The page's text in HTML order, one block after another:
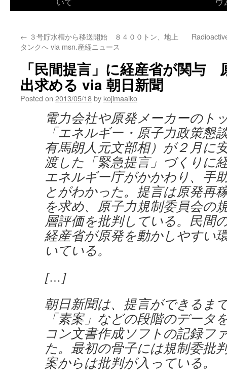
← ３号貯水槽から移送開始 ８４００トン、地上
タンクへ via msn.産経ニュース
「民間提言」に経産省が関与
出求める via 朝日新聞
Posted on 2013/05/18by kojimaaiko
電力会社や原発メーカーのト
「エネルギー・原子力政策懇
有馬朗人元文部相）が２月に
渡した「緊急提言」づくりに
エネルギー庁がかかわり、手
とがわかった。提言は原発再
を求め、原子力規制委員会の
層評価を批判している。民間
経産省が原発を動かしやすい
いている。
[…]
朝日新聞は、提言ができるま
「素案」などの段階のデータ
コン文書作成ソフトの記録フ
た。最初の骨子には規制委批
案からは批判が入っている。